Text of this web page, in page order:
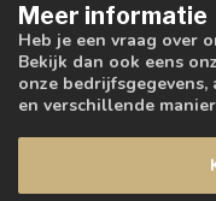
Meer informatie
Heb je een vraag over
Bekijk dan ook eens
onze
en verschillende